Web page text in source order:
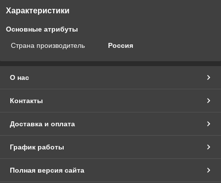
Характеристики
Основные атрибуты
Страна производитель Россия
О нас
Контакты
Доставка и оплата
График работы
Полная версия сайта